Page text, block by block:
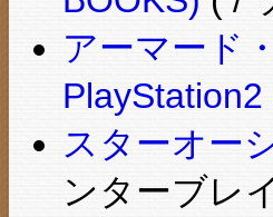
アーマード
PlayStation2
スターオー
ンターブレ